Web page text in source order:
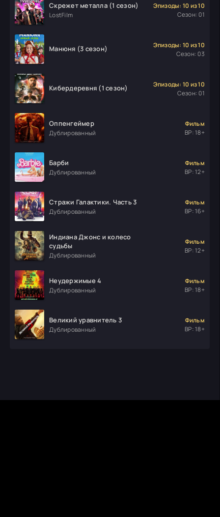
Скрежет металла (1 сезон)
LostFilm
Эпизоды: 10 из 10
Сезон: 01
Манюня (3 сезон)
Эпизоды: 10 из 10
Сезон: 03
Кибердеревня (1 сезон)
Эпизоды: 10 из 10
Сезон: 01
Оппенгеймер
Дублированный
Фильм
ВР: 18+
Барби
Дублированный
Фильм
ВР: 12+
Стражи Галактики. Часть 3
Дублированный
Фильм
ВР: 16+
Индиана Джонс и колесо
судьбы
Дублированный
Фильм
ВР: 12+
Неудержимые 4
Дублированный
Фильм
ВР: 18+
Великий уравнитель 3
Дублированный
Фильм
ВР: 18+